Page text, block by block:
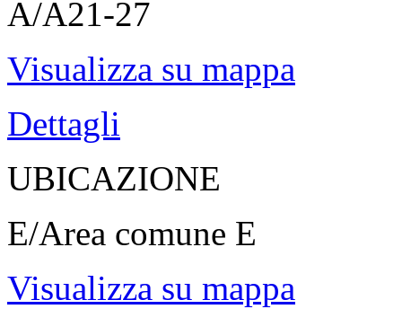
A/A21-27
Visualizza su mappa
Dettagli
UBICAZIONE
E/Area comune E
Visualizza su mappa